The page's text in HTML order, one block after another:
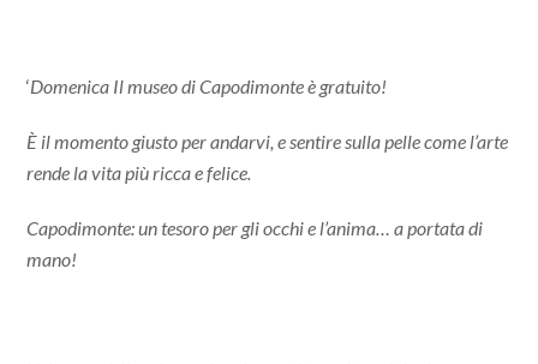
‘Domenica Il museo di Capodimonte è gratuito!
È il momento giusto per andarvi, e sentire sulla pelle come l’arte
rende la vita più ricca e felice.
Capodimonte: un tesoro per gli occhi e l’anima… a portata di
mano!